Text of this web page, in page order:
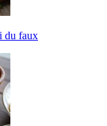
du faux